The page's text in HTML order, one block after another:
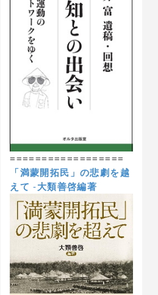
==================
「満蒙開拓民」の悲劇を越
えて -大類善啓編著